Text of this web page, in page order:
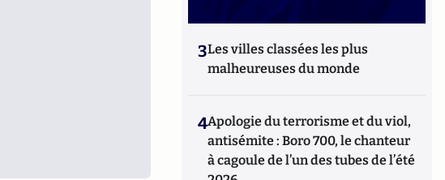
3Les villes classées les plus
malheureuses du monde
4Apologie du terrorisme et du viol,
antisémite : Boro 700, le chanteur
à cagoule de l’un des tubes de l’été